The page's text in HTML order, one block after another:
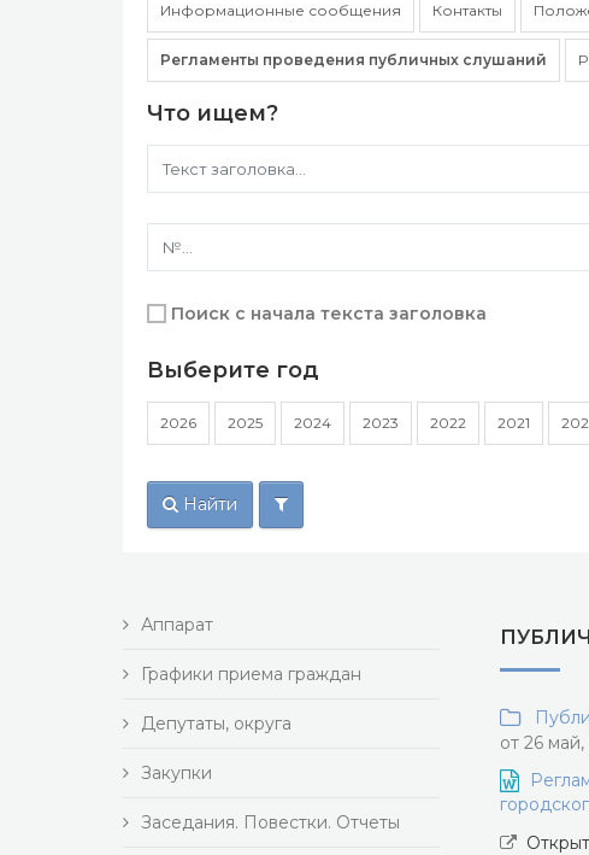
Информационные сообщения Контакты
Регламенты проведения публичных слушаний
Что ищем?
Поиск с начала текста заголовка
Выберите год
2026 2025 2024 2023 2022 2021
Найти
Аппарат
Графики приема граждан
Депутаты, округа
Закупки
Заседания. Повестки. Отчеты
от 26 май,